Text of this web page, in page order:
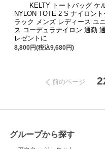
KELTY トートバッグ ケ
NYLON TOTE 2 S ナイロン
ラック メンズ レディース ユ
ス コーデュラナイロン 通勤
レゼントに
8,800円(税込9,680円)
前のページ
グループから探す